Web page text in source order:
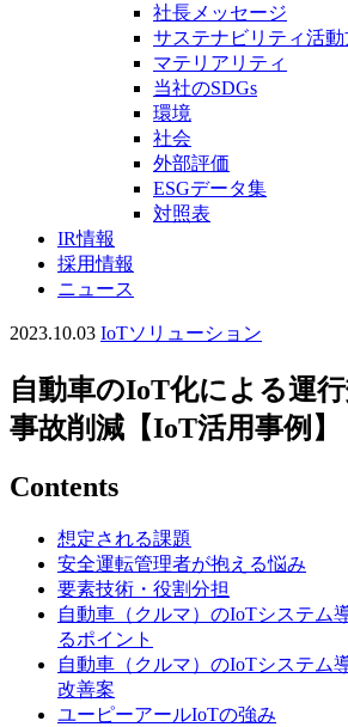
社長メッセージ
サステナビリティ活動
マテリアリティ
当社のSDGs
環境
社会
外部評価
ESGデータ集
対照表
IR情報
採用情報
ニュース
2023.10.03 IoTソリューション
自動車のIoT化による運
事故削減【IoT活用事例】
Contents
想定される課題
安全運転管理者が抱える悩み
要素技術・役割分担
自動車（クルマ）のIoTシステム
るポイント
自動車（クルマ）のIoTシステム
改善案
ユーピーアールIoTの強み